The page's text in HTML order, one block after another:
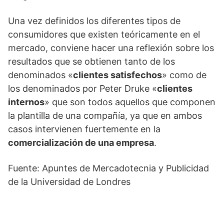
Una vez definidos los diferentes tipos de
consumidores que existen teóricamente en el
mercado, conviene hacer una reflexión sobre los
resultados que se obtienen tanto de los
denominados «clientes satisfechos» como de
los denominados por Peter Druke «clientes
internos» que son todos aquellos que componen
la plantilla de una compañía, ya que en ambos
casos intervienen fuertemente en la
comercialización de una empresa.
Fuente: Apuntes de Mercadotecnia y Publicidad
de la Universidad de Londres